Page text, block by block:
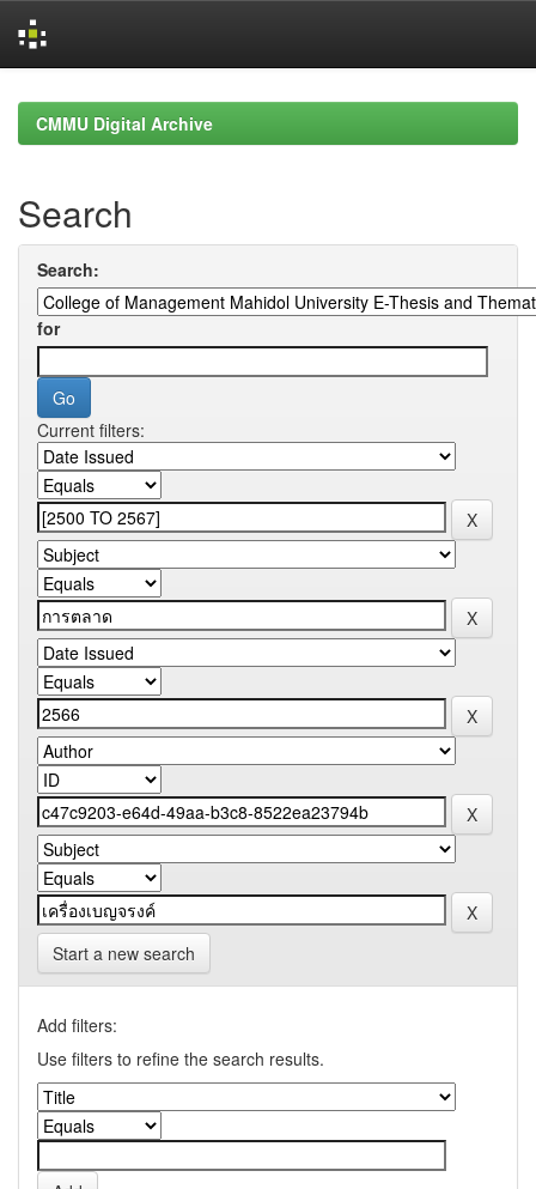
navigationCMMU Digital Archive
Search
Search:
for
Current filters:
Start a new search
Add filters:
Use filters to refine the search results.